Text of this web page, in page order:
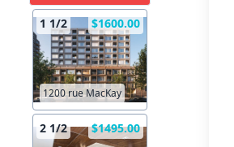
1 1/2 $1600.00
1200 rue MacKay
2 1/2 $1495.00